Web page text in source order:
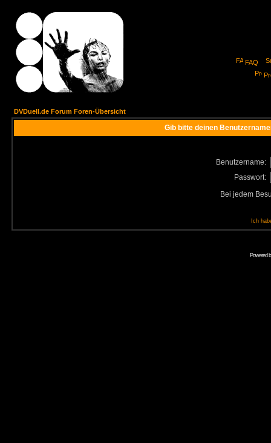
FAQ
DVDuell.de Forum Foren-Übersicht
Gib bitte deinen
Benutzername:
Passwort:
Bei jedem
Ich
Powered